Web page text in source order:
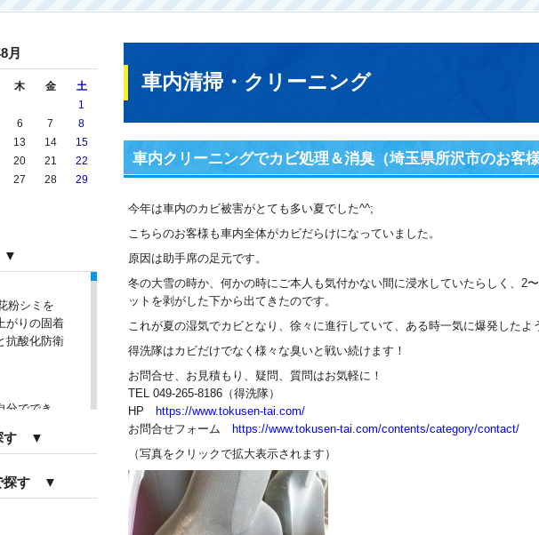
車内清掃・クリーニング
車内クリーニングでカビ処理＆消臭（埼玉県所沢市のお客様
今年は車内のカビ被害がとても多い夏でした^^;
こちらのお客様も車内全体がカビだらけになっていました。
原因は助手席の足元です。
冬の大雪の時か、何かの時にご本人も気付かない間に浸水していたらしく、2
ットを剥がした下から出てきたのです。
これが夏の湿気でカビとなり、徐々に進行していて、ある時一気に爆発したよ
得洗隊はカビだけでなく様々な臭いと戦い続けます！
お問合せ、お見積もり、疑問、質問はお気軽に！
TEL 049-265-8186（得洗隊）
HP
https://www.tokusen-tai.com/
お問合せフォーム
https://www.tokusen-tai.com/contents/category/contact/
（写真をクリックで拡大表示されます）
月
木 金 土
1
6 7
8
13 14
15
20 21
22
27 28
29
▼
粉シミを
がりの固着
抗酸化防衛
分ででき
敗する人の
い5つの判
す ▼
探す ▼